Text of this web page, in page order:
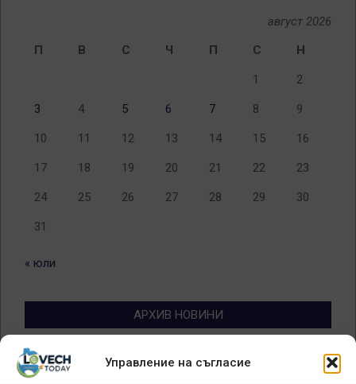
Управление на съгласие
август 2026
П
В С Ч П С Н
1 2
3 4 5 6 7 8 9
10 11 12 13 14 15 16
17 18 19 20 21 22 23
24 25 26 27 28 29 30
31
« юли
АРХИВ НОВИНИ
Архив
новини